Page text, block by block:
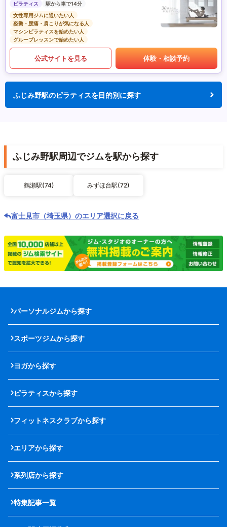
ピラティス
駅から車で14分
女性専用ジムに通いたい人
姿勢・腰痛・肩こりが気になる人
マシンピラティスを始めたい人
グループレッスンで始めたい人
公式サイトを見る 体験・相談予約
ふじみ野駅のピラティスを目的別に探す
ふじみ野駅周辺でジムを駅から探す
鶴瀬駅(74) みずほ台駅(72)
富士見市（埼玉県）のエリア選択に戻る
パーソナルジムから探す
スポーツジムから探す
ヨガから探す
ピラティスから探す
フィットネスクラブから探す
エリアから探す
系列店から探す
特集記事一覧